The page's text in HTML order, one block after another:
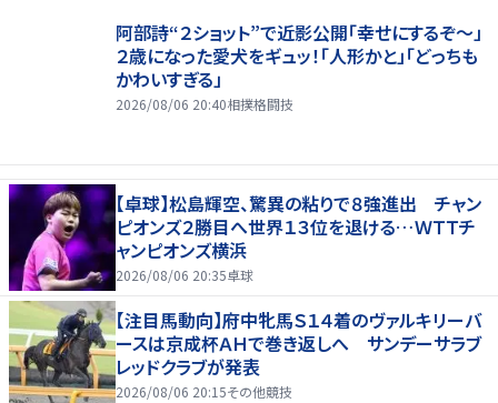
阿部詩“２ショット”で近影公開「幸せにするぞ〜」
２歳になった愛犬をギュッ！「人形かと」「どっちも
かわいすぎる」
2026/08/06 20:40相撲格闘技
【卓球】松島輝空、驚異の粘りで８強進出 チャン
ピオンズ２勝目へ世界１３位を退ける…ＷＴＴチ
ャンピオンズ横浜
2026/08/06 20:35卓球
【注目馬動向】府中牝馬Ｓ１４着のヴァルキリーバ
ースは京成杯ＡＨで巻き返しへ サンデーサラブ
レッドクラブが発表
2026/08/06 20:15その他競技